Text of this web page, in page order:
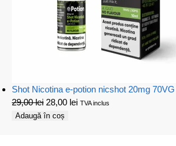
Shot Nicotina e-potion nicshot 20mg
29,00lei 28,00 lei TVA inclus
Adaugă în coș